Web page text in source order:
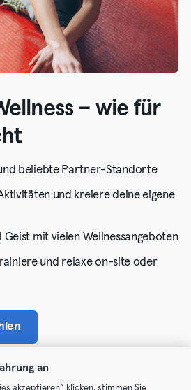
– wie für
beliebte Partner-Standorte
und kreiere deine eigene
Geist mit vielen Wellnessangeboten
und relaxe on-site oder
an